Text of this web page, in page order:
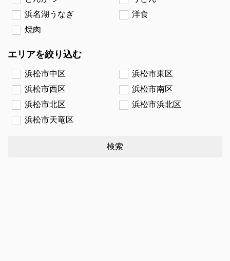
浜名湖うなぎ
洋食
焼肉
エリアを絞り込む
浜松市中区
浜松市東区
浜松市西区
浜松市南区
浜松市北区
浜松市浜北区
浜松市天竜区
検索